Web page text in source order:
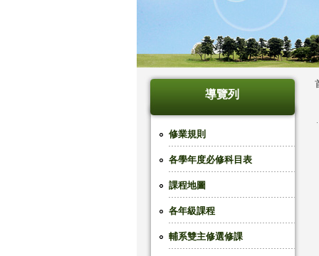
導覽列
修業規則
各學年度必修科目表
課程地圖
各年級課程
輔系雙主修選修課